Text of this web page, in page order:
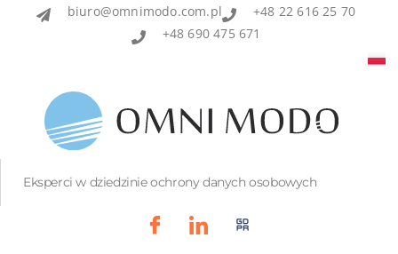
biuro@omnimodo.com.pl
+48 22 616 25 70
+48 690 475 671
Eksperci w dziedzinie ochrony danych osobowych